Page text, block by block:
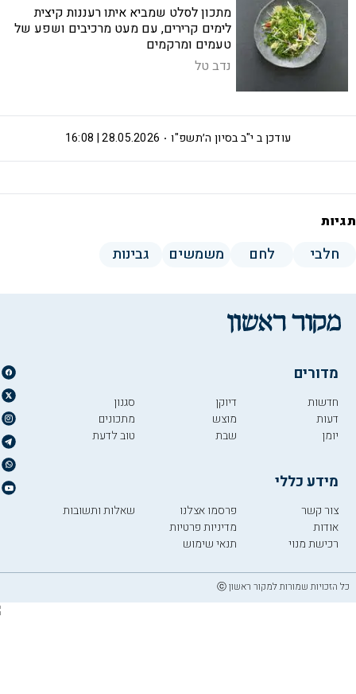
מתכון לסלט שמביא איתו רעננות קיצית
לימים קרירים, עם מעט מרכיבים ושפע של
טעמים ומרקמים
נדב טל
י"ב בסיון ה׳תשפ"ו 28.05.2026 | 16:08 עודכן ב
תגיות
חלבי לחם משמשים גבינות
מדורים
חדשות
דעות
יומן
דיוקן
מוצש
שבת
סגנון
מתכונים
טוב לדעת
מידע כללי
צור קשר
אודות
רכישת מנוי
פרסמו אצלנו
מדיניות פרטיות
תנאי שימוש
שאלות ותשובות
כל הזכויות שמורות למקור ראשון ⓒ